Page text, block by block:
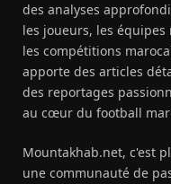
des analyses
les joueurs, les
les compétitions
apporte des articles
des reportages
au cœur du football
Mountakhab.net, c'est
une communauté de